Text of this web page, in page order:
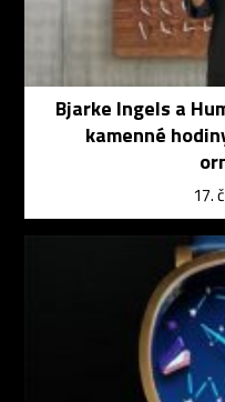
Bjarke Ingels a
kamenné
17.